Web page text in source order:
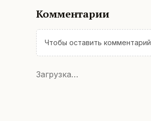
Комментарии
Чтобы оставить комментарий,
Загрузка…